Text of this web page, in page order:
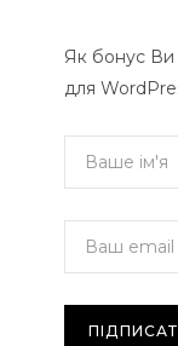
Як бонус Ви
для